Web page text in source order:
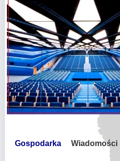
Gospodarka Wiadomości